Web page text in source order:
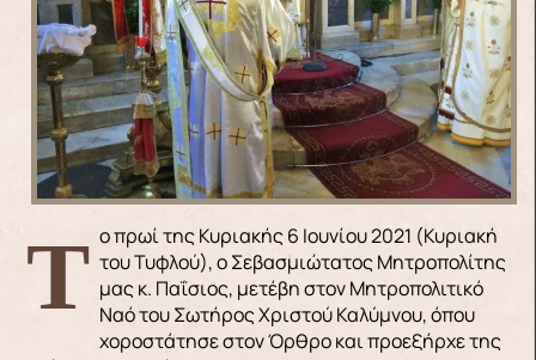
Το πρωί της Κυριακής 6 Ιουνίου 2021 (Κυριακή του Τυφλού), ο Σεβασμιώτατος Μητροπολίτης
μας κ. Παΐσιος, μετέβη στον Μητροπολιτικό
Ναό του Σωτήρος Χριστού Καλύμνου, όπου
χοροστάτησε στον Όρθρο και προεξήρχε της